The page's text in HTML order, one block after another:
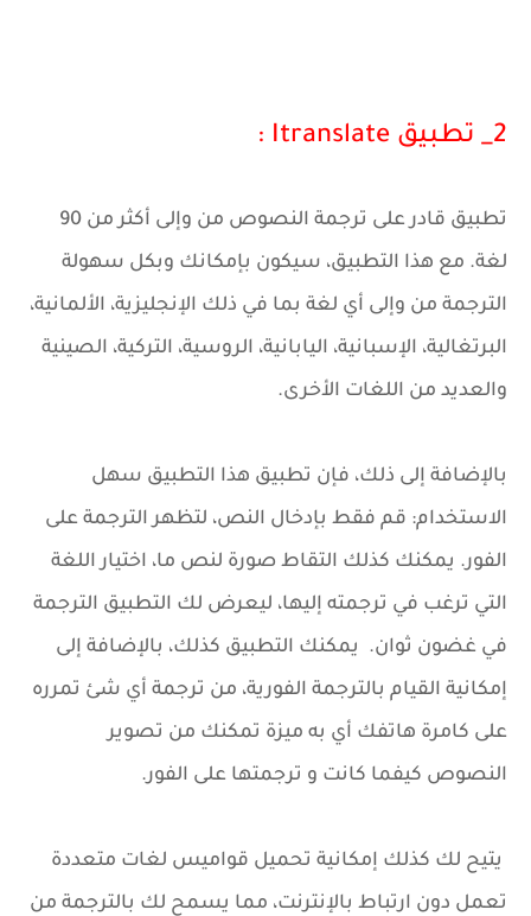
2_ تطبيق Itranslate :
تطبيق قادر على ترجمة النصوص من وإلى أكثر من 90
لغة. مع هذا التطبيق، سيكون بإمكانك وبكل سهولة
الترجمة من وإلى أي لغة بما في ذلك الإنجليزية، الألمانية،
البرتغالية، الإسبانية، اليابانية، الروسية، التركية، الصينية
والعديد من اللغات الأخرى.
بالإضافة إلى ذلك، فإن تطبيق هذا التطبيق سهل
الاستخدام: قم فقط بإدخال النص، لتظهر الترجمة على
الفور. يمكنك كذلك التقاط صورة لنص ما، اختيار اللغة
التي ترغب في ترجمته إليها، ليعرض لك التطبيق الترجمة
في غضون ثوان. يمكنك التطبيق كذلك، بالإضافة إلى
إمكانية القيام بالترجمة الفورية، من ترجمة أي شئ تمرره
على كامرة هاتفك أي به ميزة تمكنك من تصوير
النصوص كيفما كانت و ترجمتها على الفور.
يتيح لك كذلك إمكانية تحميل قواميس لغات متعددة
تعمل دون ارتباط بالإنترنت، مما يسمح لك بالترجمة من